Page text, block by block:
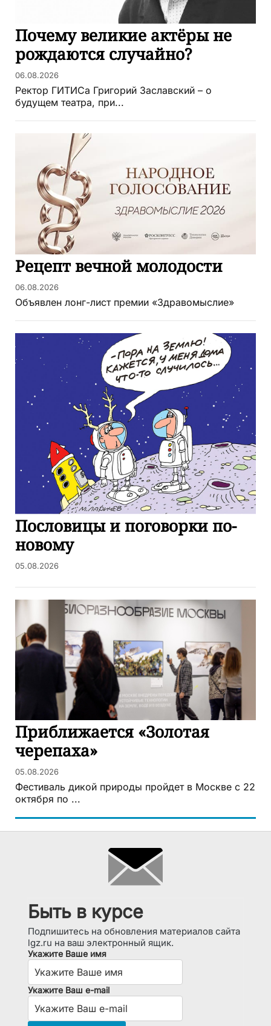
Почему великие актёры не
рождаются случайно?
06.08.2026
Ректор ГИТИСа Григорий Заславский – о
будущем театра, при...
Рецепт вечной молодости
06.08.2026
Объявлен лонг-лист премии «Здравомыслие»
Пословицы и поговорки по-
новому
05.08.2026
Приближается «Золотая
черепаха»
05.08.2026
Фестиваль дикой природы пройдет в Москве с 22
октября по ...
Быть в курсе
Подпишитесь на обновления материалов сайта
lgz.ru на ваш электронный ящик.
Укажите Ваше имя
Укажите Ваш e-mail